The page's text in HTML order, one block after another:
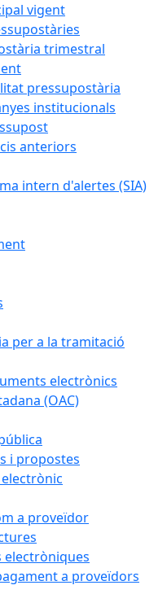
vigent
trimestral
pressupostària
institucionals
anteriors
intern d'alertes (SIA)
per a la tramitació
electrònics
(OAC)
i propostes
a proveïdor
electròniques
a proveïdors